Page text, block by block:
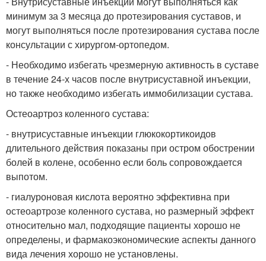
минимум за 3 месяца до протезирования суставов, и
могут выполняться после протезирования сустава после
консультации с хирургом-ортопедом.
- Необходимо избегать чрезмерную активность в суставе
в течение 24-х часов после внутрисуставной инъекции,
но также необходимо избегать иммобилизации сустава.
Остеоартроз коленного сустава:
- внутрисуставные инъекции глюкокортикоидов
длительного действия показаны при остром обострении
болей в колене, особенно если боль сопровождается
выпотом.
- гиалуроновая кислота вероятно эффективна при
остеоартрозе коленного сустава, но размерный эффект
относительно мал, подходящие пациенты хорошо не
определены, и фармакоэкономические аспекты данного
вида лечения хорошо не установлены.